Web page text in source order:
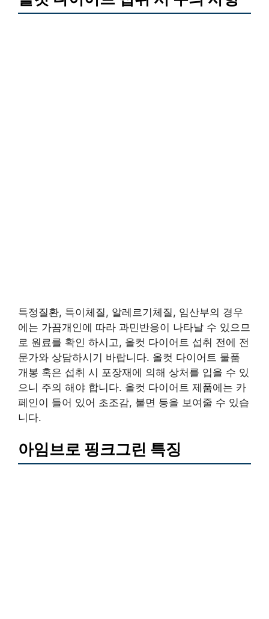
특정질환, 특이체질, 알레르기체질, 임산부의 경우
에는 가끔개인에 따라 과민반응이 나타날 수 있으므
로 원료를 확인 하시고, 올컷 다이어트 섭취 전에 전
문가와 상담하시기 바랍니다. 올컷 다이어트 물품
개봉 혹은 섭취 시 포장재에 의해 상처를 입을 수 있
으니 주의 해야 합니다. 올컷 다이어트 제품에는 카
페인이 들어 있어 초조감, 불면 등을 보여줄 수 있습
니다.
아임브로 핑크그린 특징